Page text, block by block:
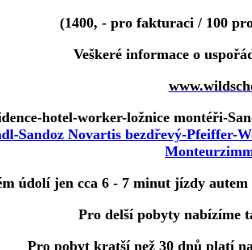
(1400, - pro fakturaci / 100
Veškeré informace o
hotel-worker-ložnice montéři-
údolí jen cca 6 - 7 minut jízdy
Pro delší pobyty nabízíme
Pro pobyt kratší než 30 dnů platí